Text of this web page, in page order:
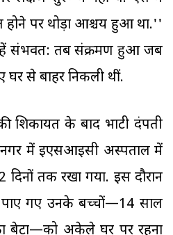
पर थोड़ा आश्चर्य हुआ था.''
संभवत: तब संक्रमण हुआ जब
घर से बाहर निकली थीं.
शिकायत के बाद भाटी दंपती
नगर में ईएसआइसी अस्पताल में
दिनों तक रखा गया. इस दौरान
गए उनके बच्चों—14 साल
बेटा—को अकेले घर पर रहना